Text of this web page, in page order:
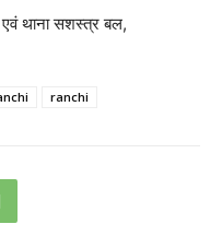
थाना सशस्त्र बल,
ranchi